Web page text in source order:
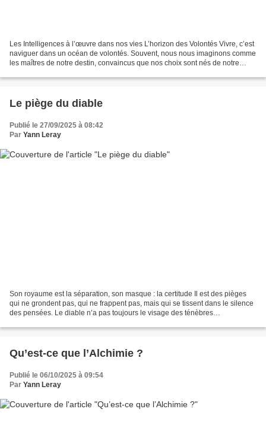
Les Intelligences à l’œuvre dans nos vies L’horizon des Volontés Vivre, c’est
naviguer dans un océan de volontés. Souvent, nous nous imaginons comme
les maîtres de notre destin, convaincus que nos choix sont nés de notre
Le piège du diable
Publié le 27/09/2025 à 08:42
Par Yann Leray
Son royaume est la séparation, son masque : la certitude Il est des pièges
qui ne grondent pas, qui ne frappent pas, mais qui se tissent dans le silence
des pensées. Le diable n’a pas toujours le visage des ténèbres
Qu’est-ce que l’Alchimie ?
Publié le 06/10/2025 à 09:54
Par Yann Leray